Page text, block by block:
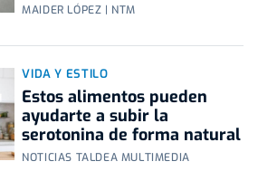
MAIDER LÓPEZ | NTM
VIDA Y ESTILO
Estos alimentos pueden
ayudarte a subir la
serotonina de forma natural
NOTICIAS TALDEA MULTIMEDIA